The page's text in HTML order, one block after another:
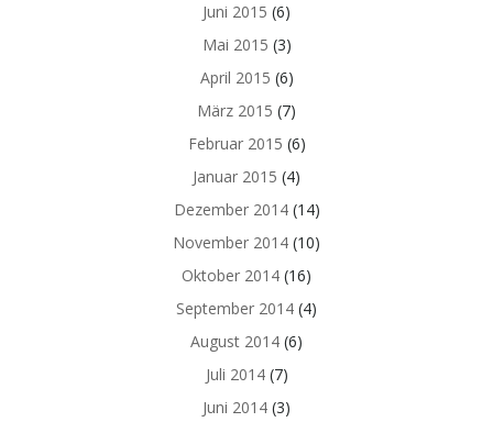
Juni 2015 (6)
Mai 2015 (3)
April 2015 (6)
März 2015 (7)
Februar 2015 (6)
Januar 2015 (4)
Dezember 2014(14)
November 2014 (10)
Oktober 2014 (16)
September 2014 (4)
August 2014 (6)
Juli 2014(7)
Juni 2014 (3)